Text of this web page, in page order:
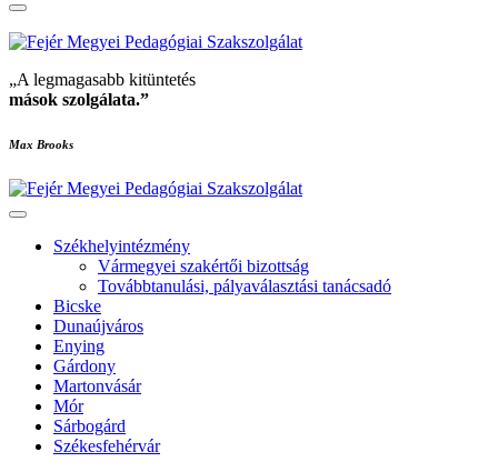
„A legmagasabb kitüntetés
mások szolgálata.”
Max Brooks
Székhelyintézmény
Vármegyei szakértői bizottság
Továbbtanulási, pályaválasztási tanácsadó
Bicske
Dunaújváros
Enying
Gárdony
Martonvásár
Mór
Sárbogárd
Székesfehérvár